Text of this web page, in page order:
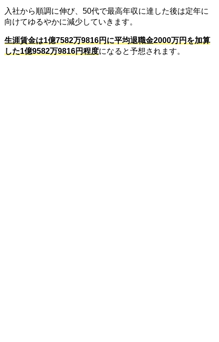
入社から順調に伸び、50代で最高年収に達した後は定年に
向けてゆるやかに減少していきます。
生涯賃金は1億7582万9816円に平均退職金2000万円を加算
した1億9582万9816円程度になると予想されます。